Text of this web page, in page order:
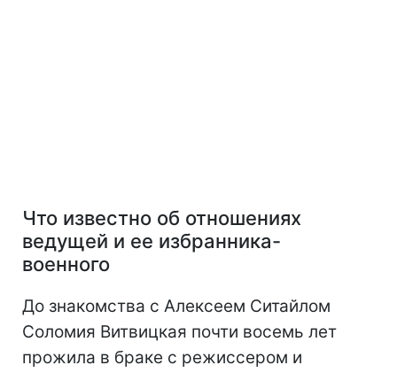
Что известно об отношениях
ведущей и ее избранника-
военного
До знакомства с Алексеем Ситайлом
Соломия Витвицкая почти восемь лет
прожила в браке с режиссером и